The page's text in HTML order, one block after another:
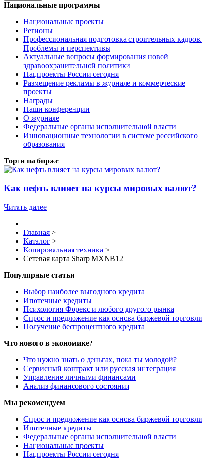
Национальные программы
Национальные проекты
Регионы
Профессиональная подготовка строительных кадров.
Проблемы и перспективы
Актуальные вопросы формирования новой
здравоохранительной политики
Нацпроекты России сегодня
Размещение рекламы в журнале и коммерческие
проекты
Награды
Наши конференции
О журнале
Федеральные органы исполнительной власти
Инновационные технологии в системе российского
образования
Торги на бирже
Как нефть влияет на курсы мировых валют?
Читать далее
Главная >
Каталог >
Копировальная техника >
Сетевая карта Sharp MXNB12
Популярные статьи
Выбор наиболее выгодного кредита
Ипотечные кредиты
Психология Форекс и любого другого рынка
Спрос и предложение как основа биржевой торговли
Получение беспроцентного кредита
Что нового в экономике?
Что нужно знать о деньгах, пока ты молодой?
Сервисный контракт или русская интеграция
Управление личными финансами
Анализ финансового состояния
Мы рекомендуем
Спрос и предложение как основа биржевой торговли
Ипотечные кредиты
Федеральные органы исполнительной власти
Национальные проекты
Нацпроекты России сегодня